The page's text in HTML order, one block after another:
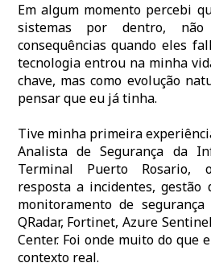
Em algum momento percebi
sistemas por dentro,
consequências quando eles
tecnologia entrou na minha
chave, mas como evolução
pensar que eu já tinha.
Tive minha primeira
Analista de Segurança da
Terminal Puerto Rosario,
resposta a incidentes, gestão
monitoramento de
QRadar, Fortinet, Azure
Center. Foi onde muito do que
contexto real.